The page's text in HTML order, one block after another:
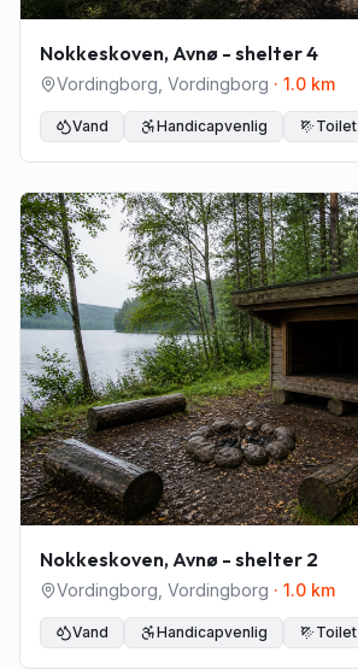
Nokkeskoven, Avnø - shelter 4
Vordingborg Vordingborg · 1.0 km
Vand Handicapvenlig Toilet
Nokkeskoven, Avnø - shelter 2
Vordingborg Vordingborg · 1.0 km
Vand Handicapvenlig Toilet